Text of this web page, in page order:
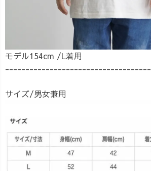
モデル154cm /L着用
------------------------------------
サイズ/男女兼用